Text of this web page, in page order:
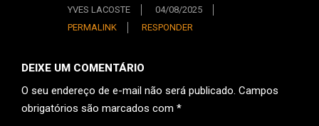
YVES LACOSTE
04/08/2025
PERMALINK
RESPONDER
DEIXE UM COMENTÁRIO
O seu endereço de e-mail não será publicado. Campos
obrigatórios são marcados com *